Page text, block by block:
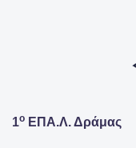
1ο ΕΠΑ.Λ. Δράμας